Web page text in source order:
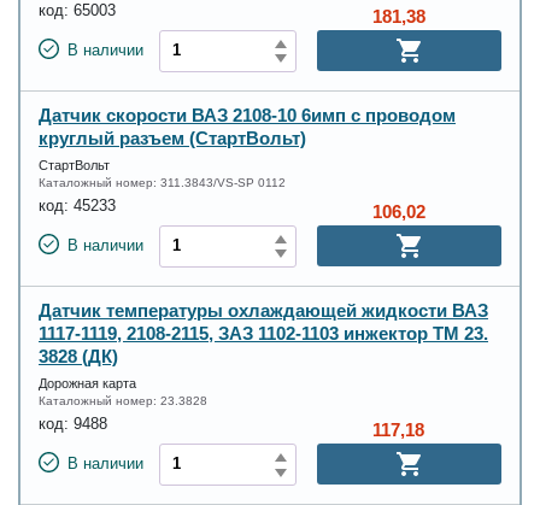
код: 65003
В наличии
181,38
Датчик скорости ВАЗ 2108-10 6имп с проводом
круглый разъем (СтартВольт)
СтартВольт
Каталожный номер: 311.3843/VS-SP 0112
код: 45233
В наличии
106,02
Датчик температуры охлаждающей жидкости ВАЗ
1117-1119, 2108-2115, ЗАЗ 1102-1103 инжектор ТМ 23.
3828 (ДК)
Дорожная карта
Каталожный номер: 23.3828
код: 9488
В наличии
117,18